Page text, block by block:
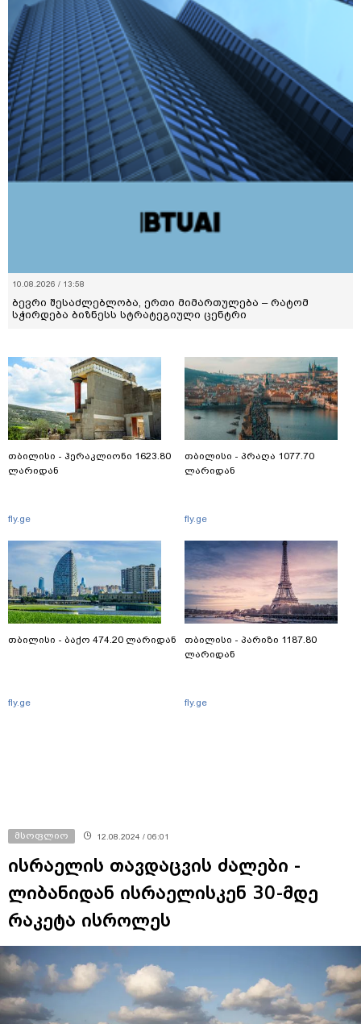
10.08.2026 / 13:58
ბევრი შესაძლებლობა, ერთი მიმართულება – რატომ
სჭირდება ბიზნესს სტრატეგიული ცენტრი
თბილისი - ჰერაკლიონი 1623.80
ლარიდან
fly.ge
თბილისი - ბაქო 474.20 ლარიდან
fly.ge
თბილისი - პრაღა 1077.70
ლარიდან
fly.ge
თბილისი - პარიზი 1187.80
ლარიდან
fly.ge
მსოფლიო 12.08.2024 / 06:01
ისრაელის თავდაცვის ძალები -
ლიბანიდან ისრაელისკენ 30-მდე
რაკეტა ისროლეს